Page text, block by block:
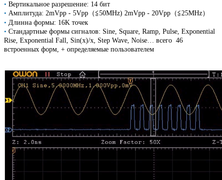
• Вертикальное разрешение: 14 бит
• Амплитуда: 2mVpp - 5Vpp（≦50MHz) 2mVpp - 20Vpp（≦25MHz）
• Длинна формы: 16K точек
• Стандартные формы сигналов: Sine, Square, Ramp, Pulse, Exponential
Rise, Exponential Fall, Sin(x)/x, Step Wave, Noise… всего 46
встроенных форм, + определяемые пользователем